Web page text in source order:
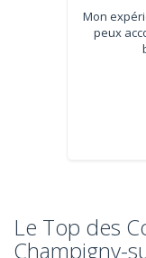
Mon
peux
Le Top des
Champigny-